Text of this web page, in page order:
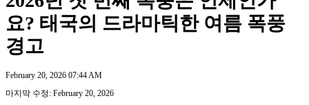
요? 태국의 드라마틱한 여름 폭풍
경고
February 20, 2026 07:44 AM
마지막 수정: February 20, 2026